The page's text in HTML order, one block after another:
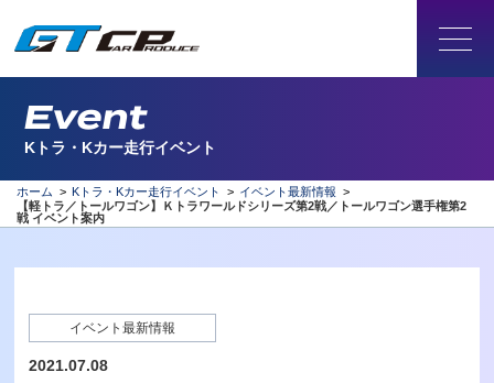
Event
Kトラ・Kカー走行イベント
ホーム > Kトラ・Kカー走行イベント > イベント最新情報
>
【軽トラ／トールワゴン】Ｋトラワールドシリーズ第2戦／トールワゴン選手権第2
戦 イベント案内
イベント最新情報
2021.07.08